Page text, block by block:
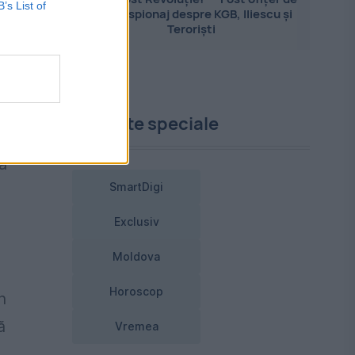
List of
contraspionaj despre KGB, Iliescu și
Teroriști
Proiecte speciale
SmartDigi
Exclusiv
Moldova
Horoscop
Vremea